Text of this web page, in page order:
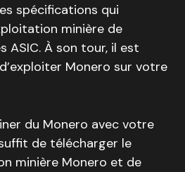
spécifications qui
minière de
ASIC. À son tour, il est
Monero sur votre
du Monero avec votre
de télécharger le
minière Monero et de